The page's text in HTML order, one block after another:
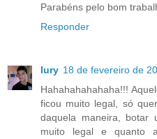
Parabéns pelo bom
Responder
Iury 18 de fevereiro de
Hahahahahahaha!!!
ficou muito legal, só
daquela maneira, botar
muito legal e quanto